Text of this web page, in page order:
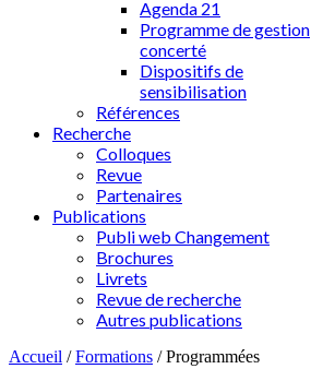
Agenda 21
Programme de gestion
concerté
Dispositifs de
sensibilisation
Références
Recherche
Colloques
Revue
Partenaires
Publications
Publi web Changement
Brochures
Livrets
Revue de recherche
Autres publications
Accueil /Formations /Programmées